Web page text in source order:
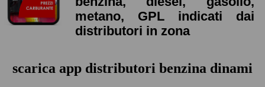
metano, GPL indicati dai
distributori in zona
scarica app distributori benzina dinami